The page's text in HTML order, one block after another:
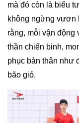
mà đó còn là biểu
không ngừng vươn
rằng, mỗi vận động
thần chiến binh,
phục bản thân như
bão gió.